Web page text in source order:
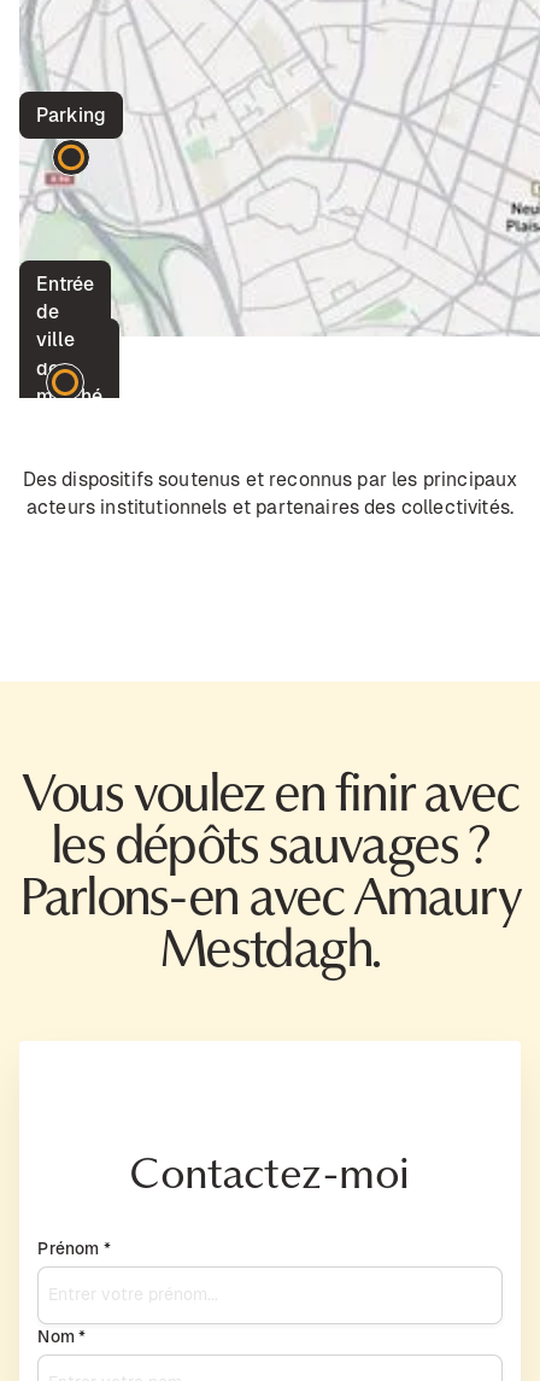
Place
de
marché
Entrée
de
ville
Parking
Des dispositifs soutenus et reconnus par les principaux
acteurs institutionnels et partenaires des collectivités.
Vous voulez en finir avec
les dépôts sauvages ?
Parlons-en avec Amaury
Mestdagh.
Contactez-moi
Prénom *
Nom *